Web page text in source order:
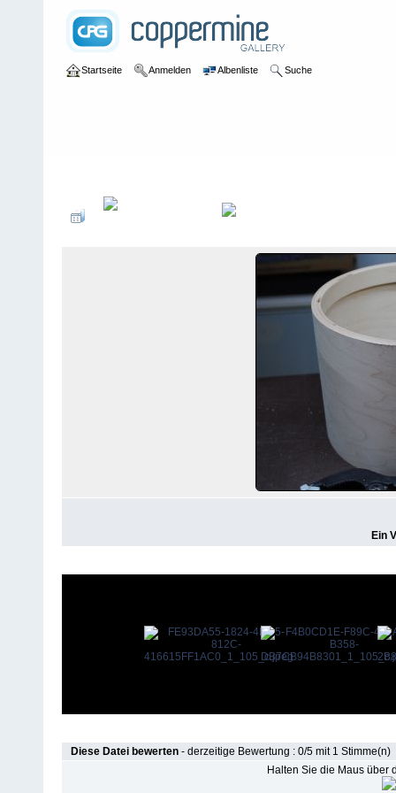
Startseite Anmelden Albenliste Suche
Ein
Diese Datei bewerten - derzeitige Bewertung : 0/5 mit 1 Stimme(n)
Halten Sie die Maus über